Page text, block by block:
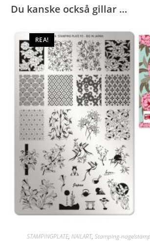
Du kanske också gillar …
REA!
STAMPINGPLATE, NAILART, Stamping-